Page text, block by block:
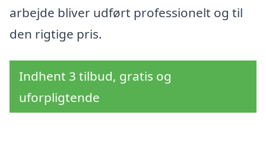
arbejde bliver udført professionelt og til
den rigtige pris.
Indhent 3 tilbud, gratis og
uforpligtende